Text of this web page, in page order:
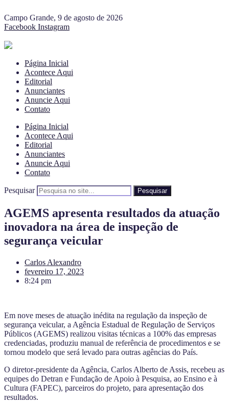
Campo Grande, 9 de agosto de 2026
Facebook Instagram
Página Inicial
Acontece Aqui
Editorial
Anunciantes
Anuncie Aqui
Contato
Página Inicial
Acontece Aqui
Editorial
Anunciantes
Anuncie Aqui
Contato
Pesquisar Pesquisar
AGEMS apresenta resultados da atuação
inovadora na área de inspeção de
segurança veicular
Carlos Alexandro
fevereiro 17, 2023
8:24 pm
Em nove meses de atuação inédita na regulação da inspeção de
segurança veicular, a Agência Estadual de Regulação de Serviços
Públicos (AGEMS) realizou visitas técnicas a 100% das empresas
credenciadas, produziu manual de referência de procedimentos e se
tornou modelo que será levado para outras agências do País.
O diretor-presidente da Agência, Carlos Alberto de Assis, recebeu as
equipes do Detran e Fundação de Apoio à Pesquisa, ao Ensino e à
Cultura (FAPEC), parceiros do projeto, para apresentação dos
resultados.